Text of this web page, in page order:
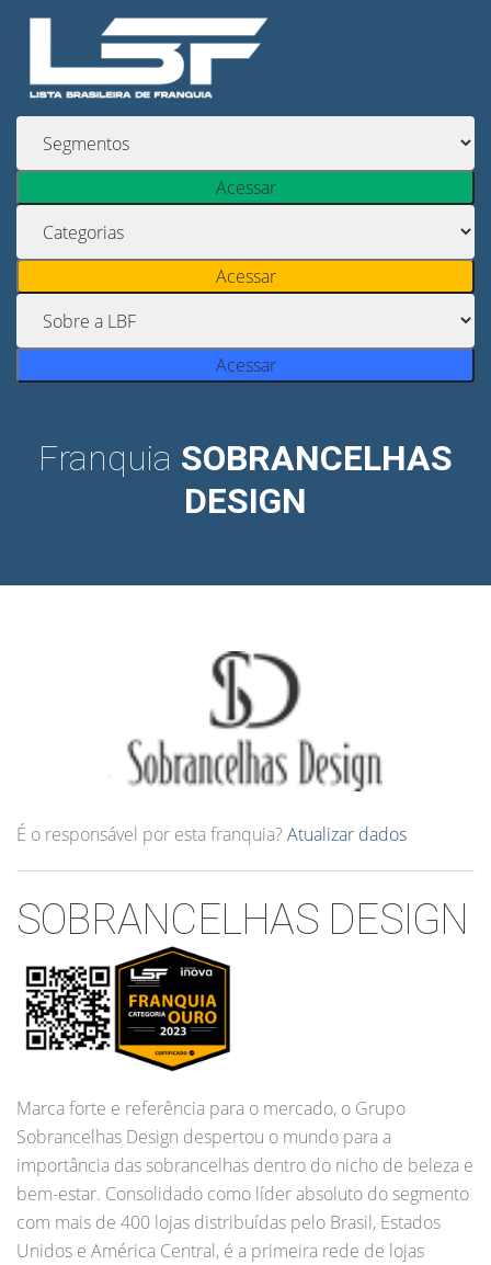
Acessar
Acessar
Acessar
Franquia SOBRANCELHAS
DESIGN
É o responsável por esta franquia? Atualizar dados
SOBRANCELHAS DESIGN
Marca forte e referência para o mercado, o Grupo
Sobrancelhas Design despertou o mundo para a
importância das sobrancelhas dentro do nicho de beleza e
bem-estar. Consolidado como líder absoluto do segmento
com mais de 400 lojas distribuídas pelo Brasil, Estados
Unidos e América Central, é a primeira rede de lojas